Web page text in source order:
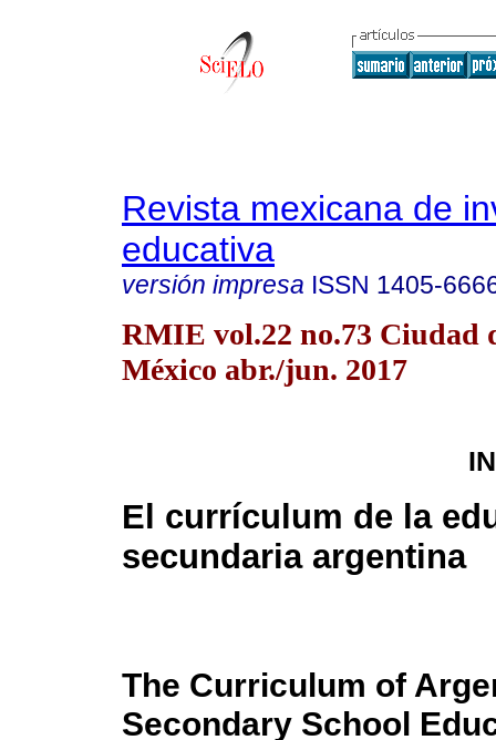
Revista mexicana de
educativa
versión impresa ISSN 1405-
RMIE vol.22 no.73 Ciudad
México abr./jun. 2017
El currículum de la
secundaria argentina
The Curriculum of
Secondary School